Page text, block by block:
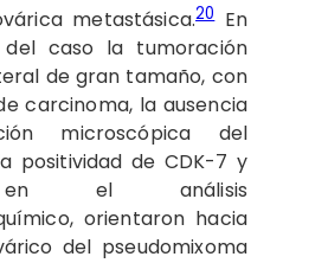
metastásica.20En
caso la tumoración
de gran tamaño, con
carcinoma, la ausencia
microscópica del
positividad de CDK-7 y
el análisis
orientaron hacia
del pseudomixoma